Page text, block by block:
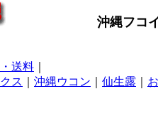
沖縄フコ
送料
ス 沖縄ウコン 仙生露